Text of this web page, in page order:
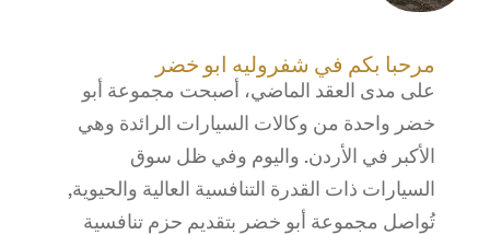
مرحبا بكم في شفروليه أبو خضر
على مدى العقد الماضي، أصبحت مجموعة أبو
خضر واحدة من وكالات السيارات الرائدة وهي
الأكبر في الأردن. واليوم وفي ظل سوق
السيارات ذات القدرة التنافسية العالية والحيوية,
تُواصل مجموعة أبو خضر بتقديم حزم تنافسية